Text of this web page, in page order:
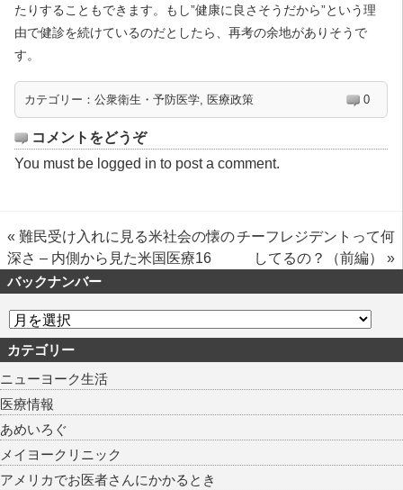
たりすることもできます。もし”健康に良さそうだから”という理
由で健診を続けているのだとしたら、再考の余地がありそうで
す。
カテゴリー： 公衆衛生・予防医学, 医療政策 0
コメントをどうぞ
You must be logged in to post a comment.
« 難民受け入れに見る米社会の懐の
深さ – 内側から見た米国医療16
チーフレジデントって何
してるの？（前編）
»
バックナンバー
カテゴリー
ニューヨーク生活
医療情報
あめいろぐ
メイヨークリニック
アメリカでお医者さんにかかるとき